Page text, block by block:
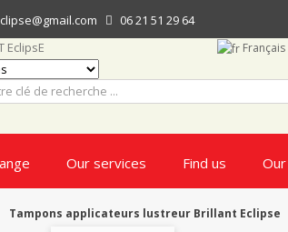
06 21 51 29 64
Français
Our services Find us
Tampons applicateurs lustreur Brillant Eclipse